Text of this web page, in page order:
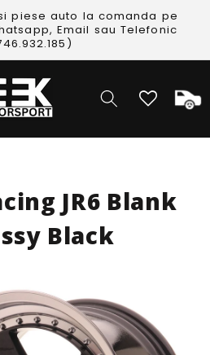
piese auto la comanda pe
Email sau Telefonic
Cos
JR6 Blank
Black